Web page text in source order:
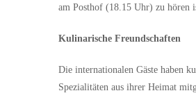
am Posthof (18.15 Uhr) zu hören
Kulinarische Freundschaften
Die internationalen Gäste haben
Spezialitäten aus ihrer Heimat